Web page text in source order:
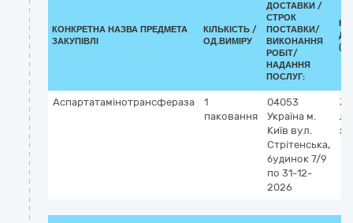
КОНКРЕТНА НАЗВА ПРЕДМЕТА
ЗАКУПІВЛІ
КІЛЬКІСТЬ /
ОД.ВИМІРУ
ДОСТАВКИ /
СТРОК
ПОСТАВКИ/
ВИКОНАННЯ
РОБІТ/
НАДАННЯ
ПОСЛУГ:
ДК
Аспартатамінотрансфераза
1
паковання
04053
Україна м.
Київ вул.
Стрітенська,
будинок 7/9
по 31-12-
2026